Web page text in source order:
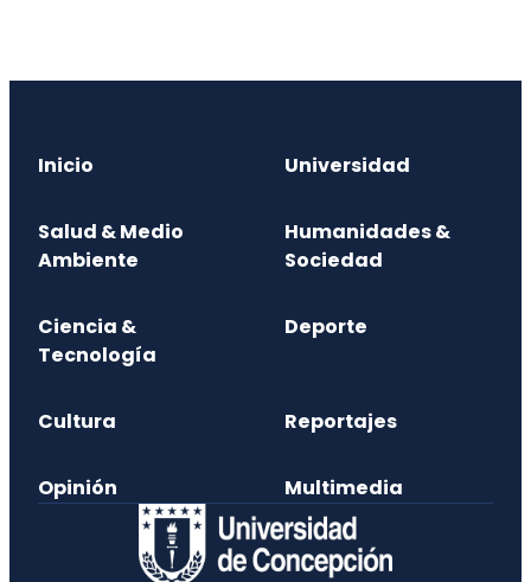
Inicio Universidad
Salud & Medio
Ambiente
Humanidades &
Sociedad
Ciencia &
Tecnología
Deporte
Cultura Reportajes
Opinión Multimedia